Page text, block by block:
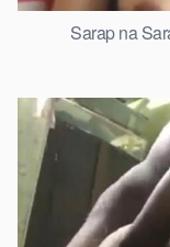
Sarap na